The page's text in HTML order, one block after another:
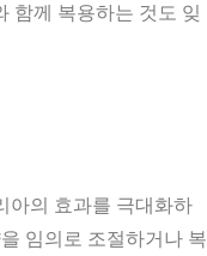
함께 복용하는 것도 잊
아의 효과를 극대화하
임의로 조절하거나 복